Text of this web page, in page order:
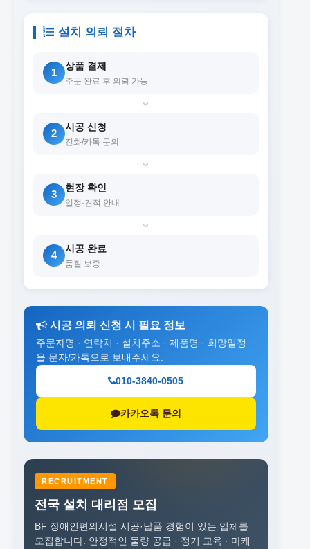
설치 의뢰 절차
1
상품 결제
주문 완료 후 의뢰 가능
›
2
시공 신청
전화/카톡 문의
›
3
현장 확인
일정·견적 안내
›
4
시공 완료
품질 보증
시공 의뢰 신청 시 필요 정보
주문자명 · 연락처 · 설치주소 · 제품명 · 희망일정
을 문자/카톡으로 보내주세요.
010-3840-0505
카카오톡 문의
RECRUITMENT
전국 설치 대리점 모집
BF 장애인편의시설 시공·납품 경험이 있는 업체를
모집합니다. 안정적인 물량 공급 · 정기 교육 · 마케